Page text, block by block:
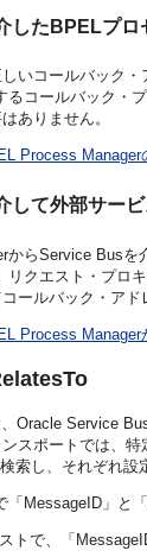
したBPELプロ
いコールバック
るコールバック・
ありません。
Process Manager
して外部サー
らService Bus
リクエスト・プロ
ールバック・ア
Process
Oracle Service
スポートでは、
索し、それぞれ設
「MessageID」と
トで、「